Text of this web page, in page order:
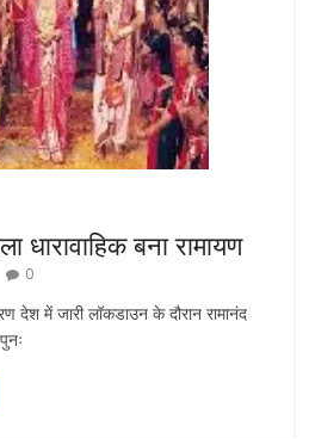
धारावाहिक बना रामायण
0
देश में जारी लॉकडाउन के दौरान रामानंद